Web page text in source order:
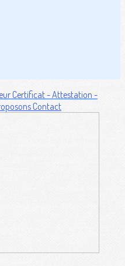
Certificat - Attestation -
Contact